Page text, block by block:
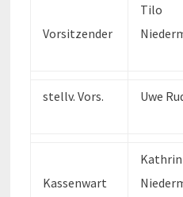
Vorsitzender
Tilo
stellv. Vors. Uwe
Kassenwart
Kathrin